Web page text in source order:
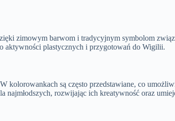
zimowym barwom i tradycyjnym symbolom
aktywności plastycznych i przygotowań do Wigilii.
W kolorowankach są często przedstawiane, co
rozwijając ich kreatywność oraz